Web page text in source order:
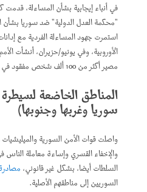
في أنباء إيجابية بشأن المساءلة،
"محكمة العدل الدولية" ضد سوريا بشأن
استمرت جهود المساءلة الفردية مع
الأوروبية، وفي يونيو/حزيران، أنشأت
مصير أكثر من 100 ألف شخص مفقود في سوريا.
المناطق الخاضعة لسيطرة
سوريا وغربها وجنوبها)
واصلت قوات الأمن السورية والميليشيات
والإخفاء القسري وإساءة معاملة الناس
السلطات أيضا، بشكل غير قانوني،
السوريين إلى مناطقهم الأصلية.